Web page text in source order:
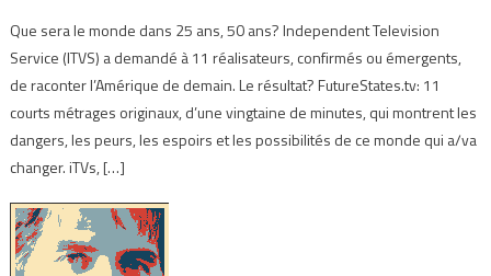
Que sera le monde dans 25 ans, 50 ans? Independent Television
Service (ITVS) a demandé à 11 réalisateurs, confirmés ou émergents,
de raconter l’Amérique de demain. Le résultat? FutureStates.tv: 11
courts métrages originaux, d’une vingtaine de minutes, qui montrent les
dangers, les peurs, les espoirs et les possibilités de ce monde qui a/va
changer. iTVs, […]